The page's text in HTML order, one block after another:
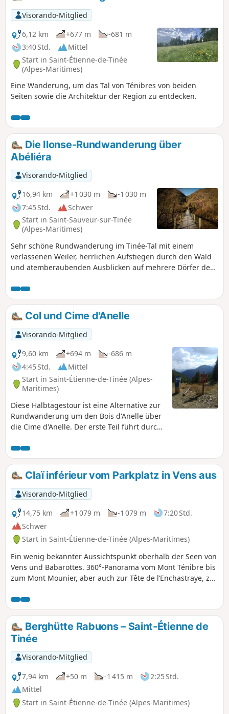
Visorando-Mitglied
6,12 km
+677 m
-681 m
3:40 Std.
Mittel
Start in Saint-Étienne-de-Tinée
(Alpes-Maritimes)
Eine Wanderung, um das Tal von Ténibres von beiden
Seiten sowie die Architektur der Region zu entdecken.
Die Ilonse-Rundwanderung über
Abéliéra
Visorando-Mitglied
16,94 km
+1 030 m
-1 030 m
7:45 Std.
Schwer
Start in Saint-Sauveur-sur-Tinée
(Alpes-Maritimes)
Sehr schöne Rundwanderung im Tinée-Tal mit einem
verlassenen Weiler, herrlichen Aufstiegen durch den Wald
und atemberaubenden Ausblicken auf mehrere Dörfer der
Col und Cime d'Anelle
Visorando-Mitglied
9,60 km
+694 m
-686 m
4:45 Std.
Mittel
Start in Saint-Étienne-de-Tinée (Alpes-
Maritimes)
Diese Halbtagestour ist eine Alternative zur
Rundwanderung um den Bois d'Anelle über
die Cime d'Anelle. Der erste Teil führt durch
dann den Wald im Schatten der Tannen.
Claï inférieur vom Parkplatz in Vens aus
Visorando-Mitglied
14,75 km
+1 079 m -1 079 m
7:20 Std.
Schwer
Start in Saint-Étienne-de-Tinée (Alpes-Maritimes)
Ein wenig bekannter Aussichtspunkt oberhalb der Seen von
Vens und Babarottes. 360°-Panorama vom Mont Ténibre bis
zum Mont Mounier, aber auch zur Tête de l’Enchastraye, zur
Berghütte Rabuons – Saint-Étienne de
Tinée
Visorando-Mitglied
7,94 km
+50 m -1 415 m
2:25 Std.
Mittel
Start in Saint-Étienne-de-Tinée (Alpes-Maritimes)